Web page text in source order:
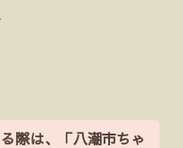
際は、「八潮市ちゃ